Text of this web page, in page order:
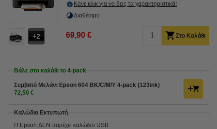
2
Κάνε κλικ για να δεις τα χαρακτηριστικά!
Διαθέσιμο
69,90 € Στο Καλάθι
Βάλε στο καλάθι το 4-pack
Συμβατό Μελάνι Epson 604 BK/C/M/Y 4-pack (123ink)
72,50 €
Καλώδια Εκτυπωτή
Η Epson ΔΕΝ παρέχει καλώδιο USB